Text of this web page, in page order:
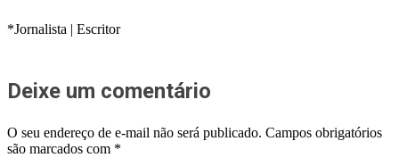
*Jornalista | Escritor
Deixe um comentário
O seu endereço de e-mail não será publicado. Campos obrigatórios
são marcados com *